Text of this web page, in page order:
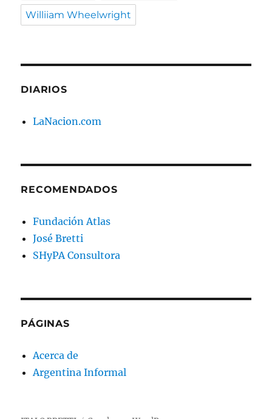
Williiam Wheelwright
DIARIOS
LaNacion.com
RECOMENDADOS
Fundación Atlas
José Bretti
SHyPA Consultora
PÁGINAS
Acerca de
Argentina Informal